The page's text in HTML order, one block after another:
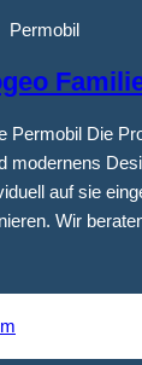
Permobil
Permobil Die
modernens
auf sie
Wir